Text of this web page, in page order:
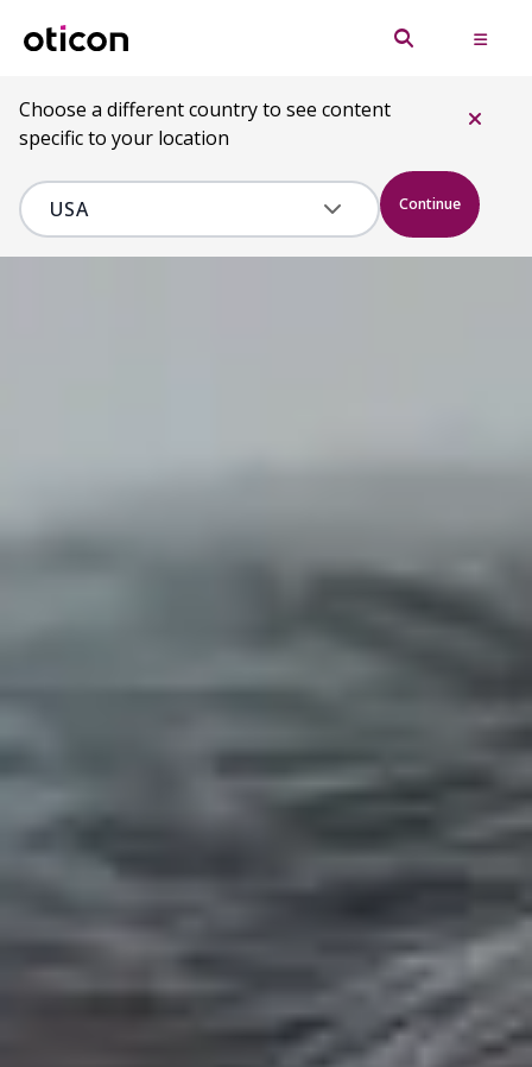
Choose a different country to see content
specific to your location
Continue